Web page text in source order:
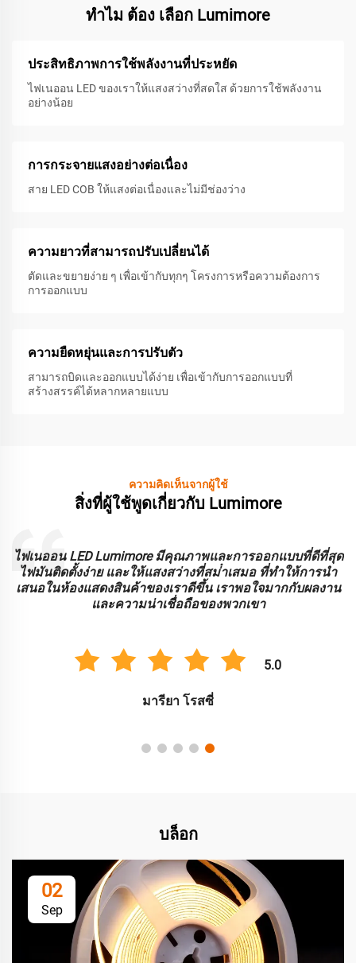
ทําไม ต้อง เลือก Lumimore
ประสิทธิภาพการใช้พลังงานที่ประหยัด
ไฟเนออน LED ของเราให้แสงสว่างที่สดใส ด้วยการใช้พลังงาน
อย่างน้อย
การกระจายแสงอย่างต่อเนื่อง
สาย LED COB ให้แสงต่อเนื่องและไม่มีช่องว่าง
ความยาวที่สามารถปรับเปลี่ยนได้
ตัดและขยายง่าย ๆ เพื่อเข้ากับทุกๆ โครงการหรือความต้องการ
การออกแบบ
ความยืดหยุ่นและการปรับตัว
สามารถบิดและออกแบบได้ง่าย เพื่อเข้ากับการออกแบบที่
สร้างสรรค์ได้หลากหลายแบบ
ความคิดเห็นจากผู้ใช้
สิ่งที่ผู้ใช้พูดเกี่ยวกับ Lumimore
ไฟเนออน LED Lumimore มีคุณภาพและการออกแบบที่ดีที่สุด
ไฟมันติดตั้งง่าย และให้แสงสว่างที่สม่ําเสมอ ที่ทําให้การนํา
เสนอในห้องแสดงสินค้าของเราดีขึ้น เราพอใจมากกับผลงาน
และความน่าเชื่อถือของพวกเขา
5.0
มารียา โรสซี่
บล็อก
02
Sep